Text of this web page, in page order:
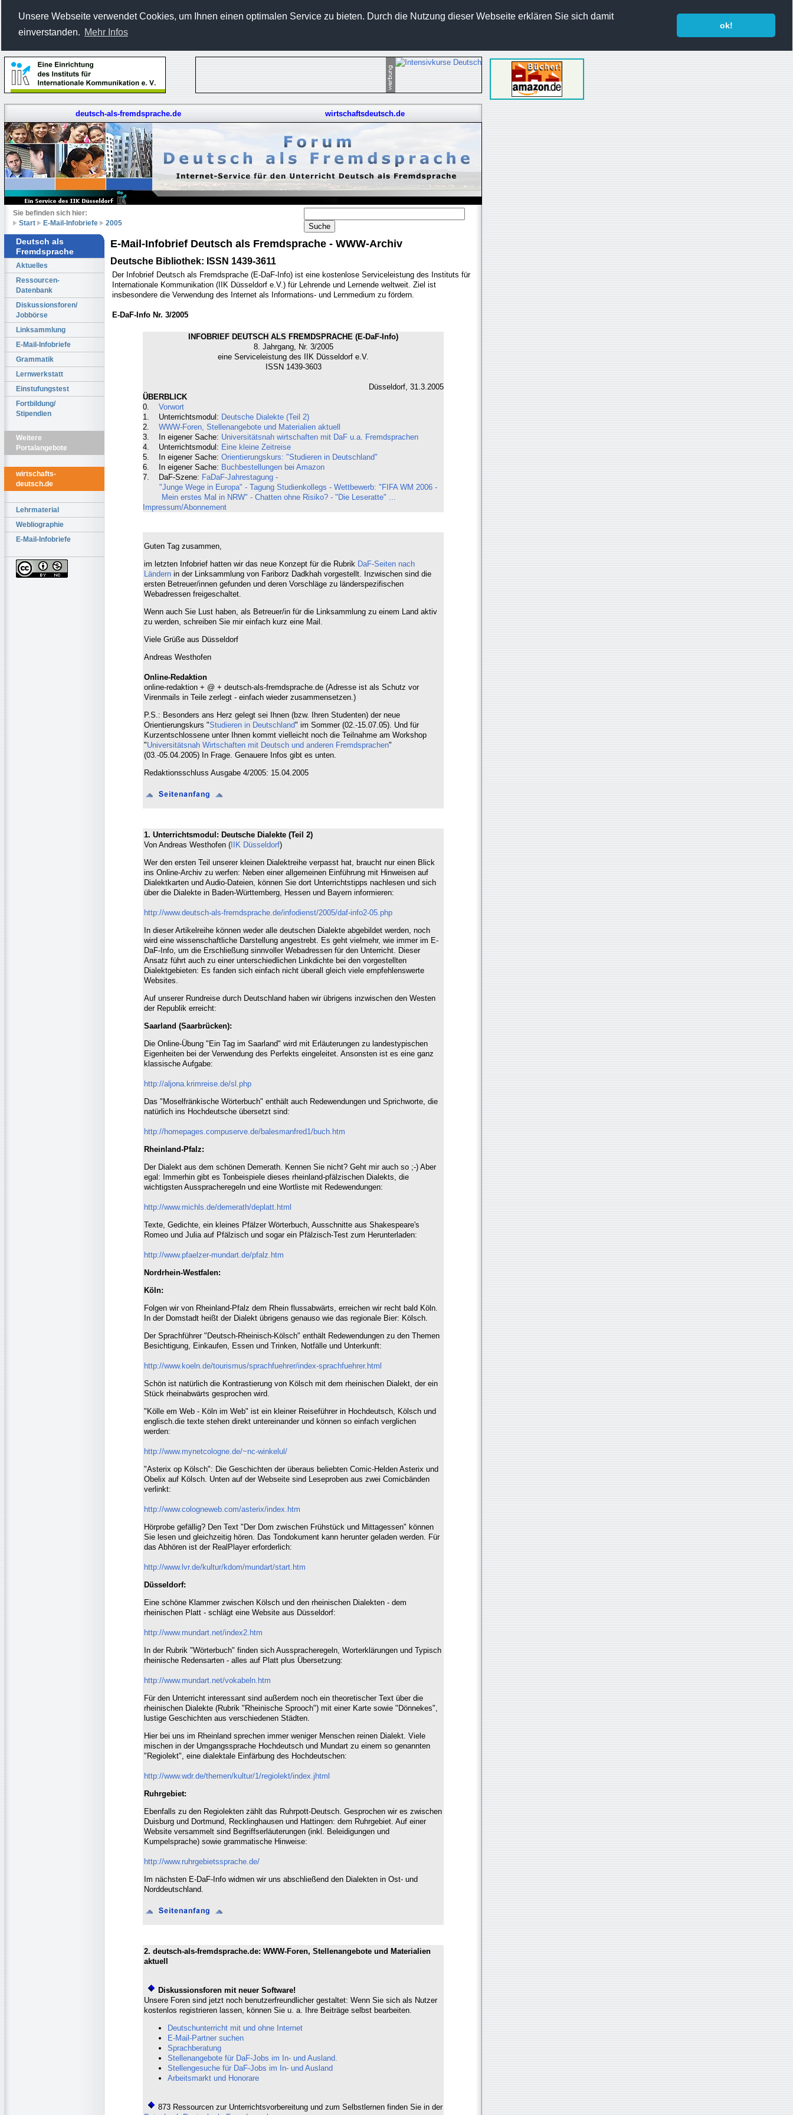
Unsere Webseite verwendet Cookies, um Ihnen einen optimalen Service zu bieten. Durch die Nutzung dieser Webseite erklären Sie sich damit
einverstanden. Mehr Infos
ok!
deutsch-als-fremdsprache.de wirtschaftsdeutsch.de
Sie befinden sich hier:
Start
E-Mail-Infobriefe 2005
Deutsch als
Fremdsprache
Aktuelles
Ressourcen-
Datenbank
Diskussionsforen/
Jobbörse
Linksammlung
E-Mail-Infobriefe
Grammatik
Lernwerkstatt
Einstufungstest
Fortbildung/
Stipendien
Weitere
Portalangebote
wirtschafts-
deutsch.de
Lehrmaterial
Webliographie
E-Mail-Infobriefe
E-Mail-Infobrief Deutsch als Fremdsprache - WWW-Archiv
Deutsche Bibliothek: ISSN 1439-3611
Der Infobrief Deutsch als Fremdsprache (E-DaF-Info) ist eine kostenlose Serviceleistung des Instituts für
Internationale Kommunikation (IIK Düsseldorf e.V.) für Lehrende und Lernende weltweit. Ziel ist
insbesondere die Verwendung des Internet als Informations- und Lernmedium zu fördern.
E-DaF-Info Nr. 3/2005
INFOBRIEF DEUTSCH ALS FREMDSPRACHE (E-DaF-Info)
8. Jahrgang, Nr. 3/2005
eine Serviceleistung des IIK Düsseldorf e.V.
ISSN 1439-3603
Düsseldorf, 31.3.2005
ÜBERBLICK
0. Vorwort
1. Unterrichtsmodul: Deutsche Dialekte (Teil 2)
2. WWW-Foren, Stellenangebote und Materialien aktuell
3. In eigener Sache: Universitätsnah wirtschaften mit DaF u.a. Fremdsprachen
4. Unterrichtsmodul: Eine kleine Zeitreise
5. In eigener Sache: Orientierungskurs: "Studieren in Deutschland"
6. In eigener Sache: Buchbestellungen bei Amazon
7. DaF-Szene: FaDaF-Jahrestagung -
"Junge Wege in Europa" - Tagung Studienkollegs - Wettbewerb: "FIFA WM 2006 -
Mein erstes Mal in NRW" - Chatten ohne Risiko? - "Die Leseratte" ...
Impressum/Abonnement
Guten Tag zusammen,
im letzten Infobrief hatten wir das neue Konzept für die Rubrik DaF-Seiten nach
Ländern in der Linksammlung von Fariborz Dadkhah vorgestellt. Inzwischen sind die
ersten Betreuer/innen gefunden und deren Vorschläge zu länderspezifischen
Webadressen freigeschaltet.
Wenn auch Sie Lust haben, als Betreuer/in für die Linksammlung zu einem Land aktiv
zu werden, schreiben Sie mir einfach kurz eine Mail.
Viele Grüße aus Düsseldorf
Andreas Westhofen
Online-Redaktion
online-redaktion + @ + deutsch-als-fremdsprache.de (Adresse ist als Schutz vor
Virenmails in Teile zerlegt - einfach wieder zusammensetzen.)
P.S.: Besonders ans Herz gelegt sei Ihnen (bzw. Ihren Studenten) der neue
Orientierungskurs "Studieren in Deutschland" im Sommer (02.-15.07.05). Und für
Kurzentschlossene unter Ihnen kommt vielleicht noch die Teilnahme am Workshop
"Universitätsnah Wirtschaften mit Deutsch und anderen Fremdsprachen"
(03.-05.04.2005) In Frage. Genauere Infos gibt es unten.
Redaktionsschluss Ausgabe 4/2005: 15.04.2005
1. Unterrichtsmodul: Deutsche Dialekte (Teil 2)
Von Andreas Westhofen (IIK Düsseldorf)
Wer den ersten Teil unserer kleinen Dialektreihe verpasst hat, braucht nur einen Blick
ins Online-Archiv zu werfen: Neben einer allgemeinen Einführung mit Hinweisen auf
Dialektkarten und Audio-Dateien, können Sie dort Unterrichtstipps nachlesen und sich
über die Dialekte in Baden-Württemberg, Hessen und Bayern informieren:
http://www.deutsch-als-fremdsprache.de/infodienst/2005/daf-info2-05.php
In dieser Artikelreihe können weder alle deutschen Dialekte abgebildet werden, noch
wird eine wissenschaftliche Darstellung angestrebt. Es geht vielmehr, wie immer im E-
DaF-Info, um die Erschließung sinnvoller Webadressen für den Unterricht. Dieser
Ansatz führt auch zu einer unterschiedlichen Linkdichte bei den vorgestellten
Dialektgebieten: Es fanden sich einfach nicht überall gleich viele empfehlenswerte
Websites.
Auf unserer Rundreise durch Deutschland haben wir übrigens inzwischen den Westen
der Republik erreicht:
Saarland (Saarbrücken):
Die Online-Übung "Ein Tag im Saarland" wird mit Erläuterungen zu landestypischen
Eigenheiten bei der Verwendung des Perfekts eingeleitet. Ansonsten ist es eine ganz
klassische Aufgabe:
http://aljona.krimreise.de/sl.php
Das "Moselfränkische Wörterbuch" enthält auch Redewendungen und Sprichworte, die
natürlich ins Hochdeutsche übersetzt sind:
http://homepages.compuserve.de/balesmanfred1/buch.htm
Rheinland-Pfalz:
Der Dialekt aus dem schönen Demerath. Kennen Sie nicht? Geht mir auch so ;-) Aber
egal: Immerhin gibt es Tonbeispiele dieses rheinland-pfälzischen Dialekts, die
wichtigsten Ausspracheregeln und eine Wortliste mit Redewendungen:
http://www.michls.de/demerath/deplatt.html
Texte, Gedichte, ein kleines Pfälzer Wörterbuch, Ausschnitte aus Shakespeare's
Romeo und Julia auf Pfälzisch und sogar ein Pfälzisch-Test zum Herunterladen:
http://www.pfaelzer-mundart.de/pfalz.htm
Nordrhein-Westfalen:
Köln:
Folgen wir von Rheinland-Pfalz dem Rhein flussabwärts, erreichen wir recht bald Köln.
In der Domstadt heißt der Dialekt übrigens genauso wie das regionale Bier: Kölsch.
Der Sprachführer "Deutsch-Rheinisch-Kölsch" enthält Redewendungen zu den Themen
Besichtigung, Einkaufen, Essen und Trinken, Notfälle und Unterkunft:
http://www.koeln.de/tourismus/sprachfuehrer/index-sprachfuehrer.html
Schön ist natürlich die Kontrastierung von Kölsch mit dem rheinischen Dialekt, der ein
Stück rheinabwärts gesprochen wird.
"Kölle em Web - Köln im Web" ist ein kleiner Reiseführer in Hochdeutsch, Kölsch und
englisch.die texte stehen direkt untereinander und können so einfach verglichen
werden:
http://www.mynetcologne.de/~nc-winkelul/
"Asterix op Kölsch": Die Geschichten der überaus beliebten Comic-Helden Asterix und
Obelix auf Kölsch. Unten auf der Webseite sind Leseproben aus zwei Comicbänden
verlinkt:
http://www.cologneweb.com/asterix/index.htm
Hörprobe gefällig? Den Text "Der Dom zwischen Frühstück und Mittagessen" können
Sie lesen und gleichzeitig hören. Das Tondokument kann herunter geladen werden. Für
das Abhören ist der RealPlayer erforderlich:
http://www.lvr.de/kultur/kdom/mundart/start.htm
Düsseldorf:
Eine schöne Klammer zwischen Kölsch und den rheinischen Dialekten - dem
rheinischen Platt - schlägt eine Website aus Düsseldorf:
http://www.mundart.net/index2.htm
In der Rubrik "Wörterbuch" finden sich Ausspracheregeln, Worterklärungen und Typisch
rheinische Redensarten - alles auf Platt plus Übersetzung:
http://www.mundart.net/vokabeln.htm
Für den Unterricht interessant sind außerdem noch ein theoretischer Text über die
rheinischen Dialekte (Rubrik "Rheinische Sprooch") mit einer Karte sowie "Dönnekes",
lustige Geschichten aus verschiedenen Städten.
Hier bei uns im Rheinland sprechen immer weniger Menschen reinen Dialekt. Viele
mischen in der Umgangssprache Hochdeutsch und Mundart zu einem so genannten
"Regiolekt", eine dialektale Einfärbung des Hochdeutschen:
http://www.wdr.de/themen/kultur/1/regiolekt/index.jhtml
Ruhrgebiet:
Ebenfalls zu den Regiolekten zählt das Ruhrpott-Deutsch. Gesprochen wir es zwischen
Duisburg und Dortmund, Recklinghausen und Hattingen: dem Ruhrgebiet. Auf einer
Website versammelt sind Begriffserläuterungen (inkl. Beleidigungen und
Kumpelsprache) sowie grammatische Hinweise:
http://www.ruhrgebietssprache.de/
Im nächsten E-DaF-Info widmen wir uns abschließend den Dialekten in Ost- und
Norddeutschland.
2. deutsch-als-fremdsprache.de: WWW-Foren, Stellenangebote und Materialien
aktuell
Diskussionsforen mit neuer Software!
Unsere Foren sind jetzt noch benutzerfreundlicher gestaltet: Wenn Sie sich als Nutzer
kostenlos registrieren lassen, können Sie u. a. Ihre Beiträge selbst bearbeiten.
Deutschunterricht mit und ohne Internet
E-Mail-Partner suchen
Sprachberatung
Stellenangebote für DaF-Jobs im In- und Ausland.
Stellengesuche für DaF-Jobs im In- und Ausland
Arbeitsmarkt und Honorare
873 Ressourcen zur Unterrichtsvorbereitung und zum Selbstlernen finden Sie in der